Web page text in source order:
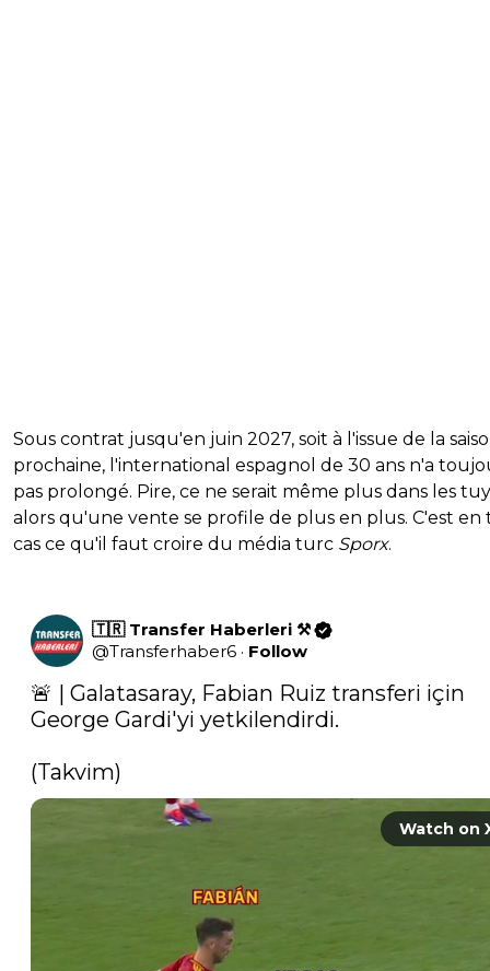
Sous contrat jusqu'en juin 2027, soit à l'issue de la
prochaine, l'international espagnol de 30 ans n'a
pas prolongé. Pire, ce ne serait même plus dans les
alors qu'une vente se profile de plus en plus. C'est
cas ce qu'il faut croire du média turc Sporx.
🇹🇷 Transfer Haberleri ⚒
@Transferhaber6 · Follow
🚨 | Galatasaray, Fabian Ruiz transferi için
George Gardi'yi yetkilendirdi.
(Takvim)
Watch on